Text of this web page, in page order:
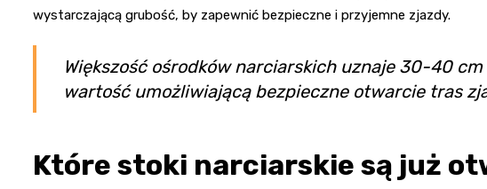
wystarczającą grubość, by zapewnić bezpieczne i przyjemne zjazdy.
Większość ośrodków narciarskich uznaje 30-40
wartość umożliwiającą bezpieczne otwarcie tras
Które stoki narciarskie są już